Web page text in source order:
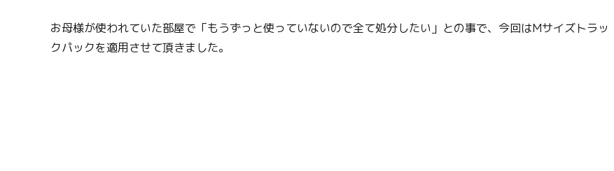
お母様が使われていた部屋で「もうずっと使っていないので全て処分したい」との事で、今回はMサイズトラッ
クパックを適用させて頂きました。